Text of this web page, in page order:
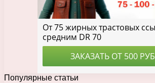
Популярные статьи